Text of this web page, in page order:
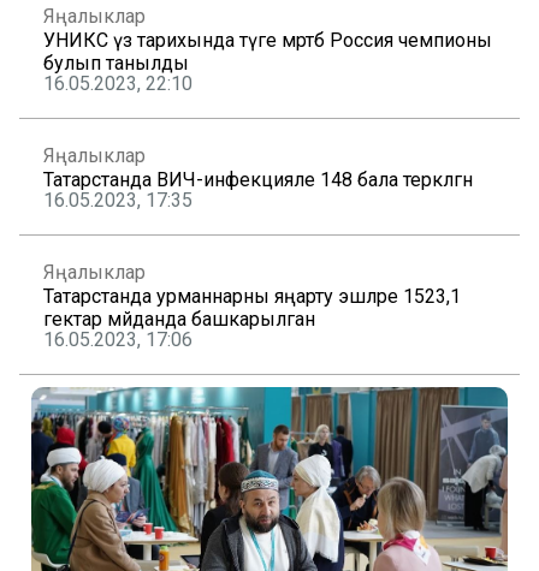
Яңалыклар
УНИКС үз тарихында тәүге мәртәбә Россия чемпионы
булып танылды
16.05.2023, 22:10
Яңалыклар
Татарстанда ВИЧ-инфекцияле 148 бала теркәлгән
16.05.2023, 17:35
Яңалыклар
Татарстанда урманнарны яңарту эшләре 1523,1
гектар мәйданда башкарылган
16.05.2023, 17:06